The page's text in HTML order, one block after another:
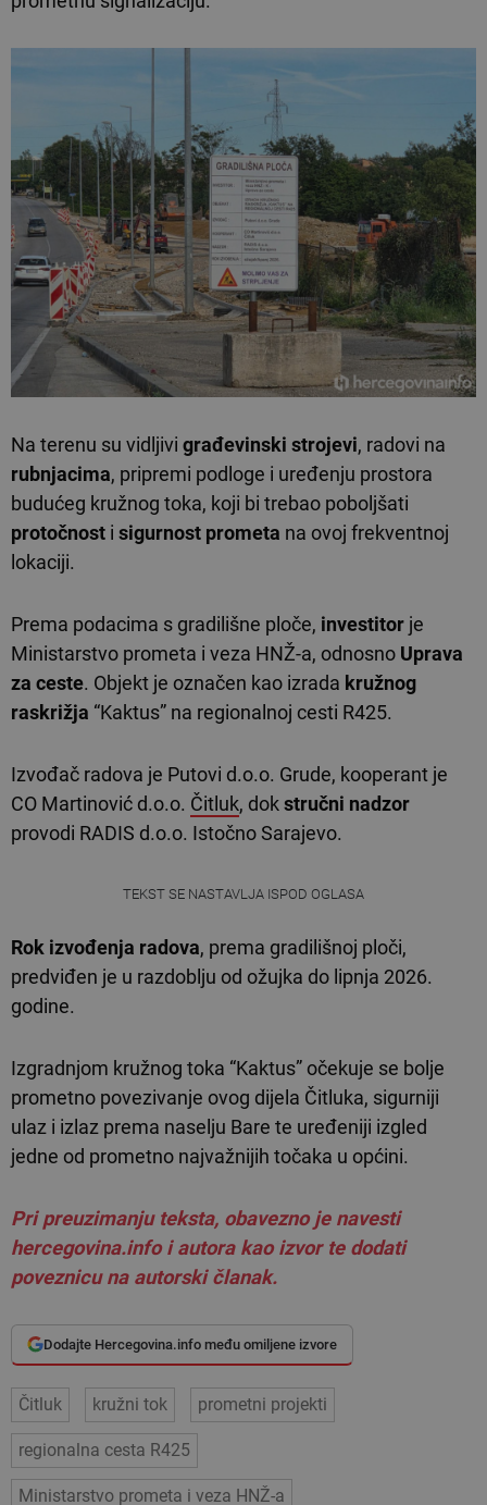
Na terenu su vidljivi građevinski strojevi, radovi na
rubnjacima, pripremi podloge i uređenju prostora
budućeg kružnog toka, koji bi trebao poboljšati
protočnost i sigurnost prometa na ovoj frekventnoj
lokaciji.
Prema podacima s gradilišne ploče, investitor je
Ministarstvo prometa i veza HNŽ-a, odnosno Uprava
za ceste. Objekt je označen kao izrada kružnog
raskrižja “Kaktus” na regionalnoj cesti R425.
Izvođač radova je Putovi d.o.o. Grude, kooperant je
CO Martinović d.o.o. Čitluk, dokstručni nadzor
provodi RADIS d.o.o. Istočno Sarajevo.
TEKST SE NASTAVLJA ISPOD OGLASA
Rok izvođenja radova, prema gradilišnoj ploči,
predviđen je u razdoblju od ožujka do lipnja 2026.
godine.
Izgradnjom kružnog toka “Kaktus” očekuje se bolje
prometno povezivanje ovog dijela Čitluka, sigurniji
ulaz i izlaz prema naselju Bare te uređeniji izgled
jedne od prometno najvažnijih točaka u općini.
Pri preuzimanju teksta, obavezno je navesti
hercegovina.info i autora kao izvor te dodati
poveznicu na autorski članak.
Dodajte Hercegovina.info među omiljene izvore
Čitluk kružni tok prometni projekti
regionalna cesta R425
Ministarstvo prometa i veza HNŽ-a